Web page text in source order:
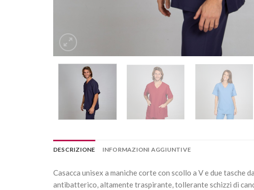
DESCRIZIONE INFORMAZIONI AGGIUNTIVE
Casacca unisex a maniche corte con scollo a V e due
antibatterico, altamente traspirante, tollerante schizzi di